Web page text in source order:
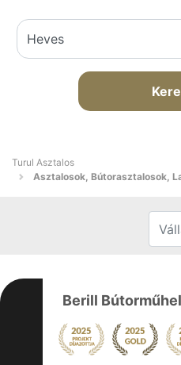
Turul Asztalos
Asztalosok, Bútorasztalosok,
Berill